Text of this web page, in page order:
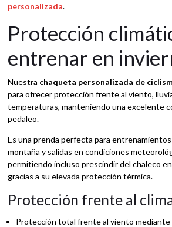
personalizada.
Protección
entrenar en
Nuestra chaqueta personalizada de
para ofrecer protección frente al viento,
temperaturas, manteniendo una excelente
pedaleo.
Es una prenda perfecta para
montaña y salidas en condiciones
permitiendo incluso prescindir del chaleco
gracias a su elevada protección térmica.
Protección frente al
Protección total frente al viento mediante